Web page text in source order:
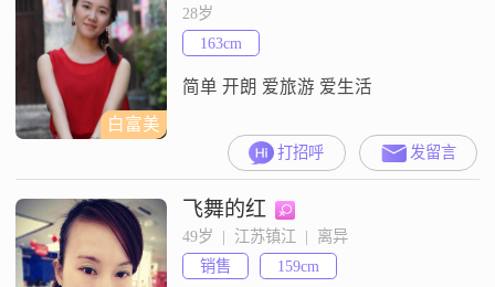
白富美
28岁
163cm
简单 开朗 爱旅游 爱生活
打招呼 发留言
飞舞的红
49岁  |  江苏镇江  |  离异
销售
159cm